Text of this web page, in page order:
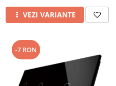
VEZI VARIANTE
-7 RON